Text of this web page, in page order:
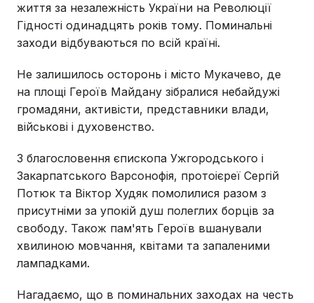
життя за незалежність України на Революції
Гідності одинадцять років тому. Поминальні
заходи відбуваються по всій країні.
Не залишилось осторонь і місто Мукачево, де
на площі Героїв Майдану зібралися небайдужі
громадяни, активісти, представники влади,
військові і духовенство.
З благословення єпископа Ужгородського і
Закарпатського Варсонофія, протоієреї Сергій
Потюк та Віктор Худяк помолилися разом з
присутніми за упокій душ полеглих борців за
свободу. Також пам'ять Героїв вшанували
хвилиною мовчання, квітами та запаленими
лампадками.
Нагадаємо, що в поминальних заходах на честь